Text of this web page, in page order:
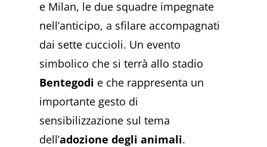
e Milan, le due squadre impegnate
nell’anticipo, a sfilare accompagnati
dai sette cuccioli. Un evento
simbolico che si terrà allo stadio
Bentegodi e che rappresenta un
importante gesto di
sensibilizzazione sul tema
dell’adozione degli animali.